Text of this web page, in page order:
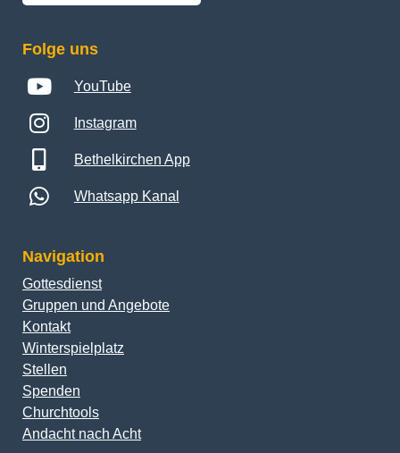
Folge uns
YouTube
Instagram
Bethelkirchen App
Whatsapp Kanal
Navigation
Gottesdienst
Gruppen und Angebote
Kontakt
Winterspielplatz
Stellen
Spenden
Churchtools
Andacht nach Acht